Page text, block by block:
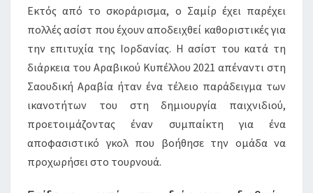
Εκτός από το σκοράρισμα, ο Σαμίρ έχει παρέχει
πολλές ασίστ που έχουν αποδειχθεί καθοριστικές για
την επιτυχία της Ιορδανίας. Η ασίστ του κατά τη
διάρκεια του Αραβικού Κυπέλλου 2021 απέναντι στη
Σαουδική Αραβία ήταν ένα τέλειο παράδειγμα των
ικανοτήτων του στη δημιουργία παιχνιδιού,
προετοιμάζοντας έναν συμπαίκτη για ένα
αποφασιστικό γκολ που βοήθησε την ομάδα να
προχωρήσει στο τουρνουά.